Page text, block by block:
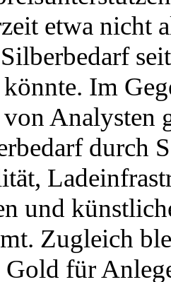
etwa nicht
Im
Analysten
durch
und
Zugleich
Gold für